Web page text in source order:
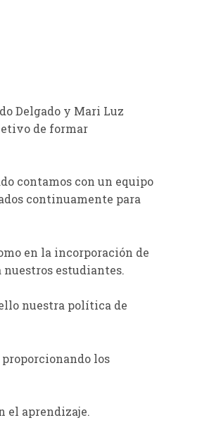
Delgado y Mari Luz
de formar
contamos con un equipo
continuamente para
en la incorporación de
estudiantes.
nuestra política de
los
el aprendizaje.